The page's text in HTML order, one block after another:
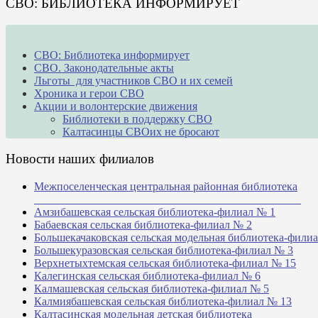
СВО: БИБЛИОТЕКА ИНФОРМИРУЕТ
СВО: Библиотека информирует
СВО. Законодательные акты
Льготы для участников СВО и их семей
Хроника и герои СВО
Акции и волонтерские движения
Библиотеки в поддержку СВО
Калтасинцы СВОих не бросают
Новости наших филиалов
Межпоселенческая центральная районная библиотека
Амзибашевская сельская библиотека-филиал № 1
Бабаевская сельская библиотека-филиал № 2
Большекачаковская сельская модельная библиотека-
Большекуразовская сельская библиотека-филиал № 3
Верхнетыхтемская сельская библиотека-филиал № 15
Калегинская сельская библиотека-филиал № 6
Калмашевская сельская библиотека-филиал № 5
Калмиябашевская сельская библиотека-филиал № 13
Калтасинская модельная детская библиотека